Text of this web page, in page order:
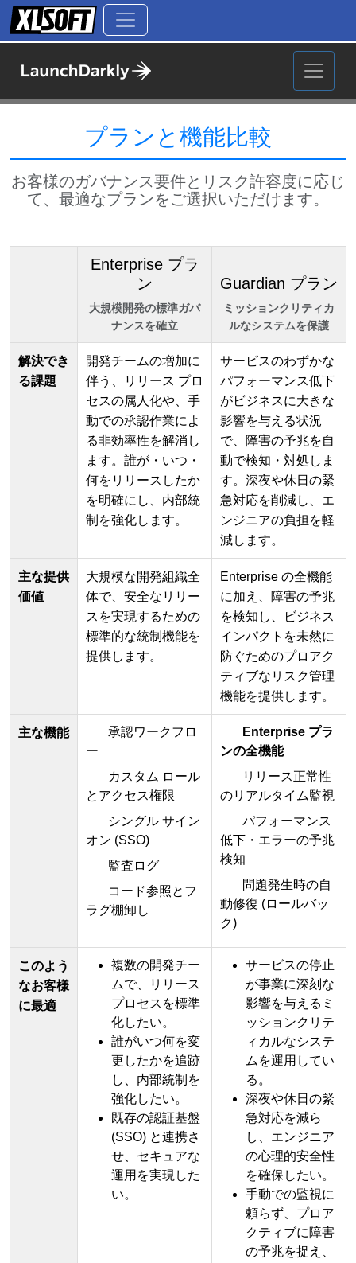
プランと機能比較
お客様のガバナンス要件とリスク許容度に応じ
て、最適なプランをご選択いただけます。
Enterprise プラ
ン
大規模開発の標準ガバ
ナンスを確立
Guardian プラン
ミッションクリティカ
ルなシステムを保護
解決でき
る課題
開発チームの増加に
伴う、リリース プロ
セスの属人化や、手
動での承認作業によ
る非効率性を解消し
ます。誰が・いつ・
何をリリースしたか
を明確にし、内部統
制を強化します。
サービスのわずかな
パフォーマンス低下
がビジネスに大きな
影響を与える状況
で、障害の予兆を自
動で検知・対処しま
す。深夜や休日の緊
急対応を削減し、エ
ンジニアの負担を軽
減します。
主な提供
価値
大規模な開発組織全
体で、安全なリリー
スを実現するための
標準的な統制機能を
提供します。
Enterprise の全機能
に加え、障害の予兆
を検知し、ビジネス
インパクトを未然に
防ぐためのプロアク
ティブなリスク管理
機能を提供します。
主な機能
承認ワークフロ
ー
カスタム ロール
とアクセス権限
シングル サイン
オン (SSO)
監査ログ
コード参照とフ
ラグ棚卸し
Enterprise プラ
ンの全機能
リリース正常性
のリアルタイム監視
パフォーマンス
低下・エラーの予兆
検知
問題発生時の自
動修復 (ロールバッ
ク)
このよう
なお客様
に最適
複数の開発チー
ムで、リリース
プロセスを標準
化したい。
誰がいつ何を変
更したかを追跡
し、内部統制を
強化したい。
既存の認証基盤
(SSO) と連携さ
せ、セキュアな
運用を実現した
い。
サービスの停止
が事業に深刻な
影響を与えるミ
ッションクリテ
ィカルなシステ
ムを運用してい
る。
深夜や休日の緊
急対応を減ら
し、エンジニア
の心理的安全性
を確保したい。
手動での監視に
頼らず、プロア
クティブに障害
の予兆を捉え、